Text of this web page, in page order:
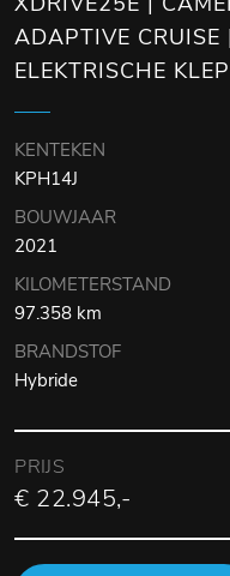
ADAPTIVE
ELEKTRISCHE KLEP
KENTEKEN
KPH14J
BOUWJAAR
2021
KILOMETERSTAND
97.358 km
BRANDSTOF
Hybride
PRIJS
€ 22.945,-